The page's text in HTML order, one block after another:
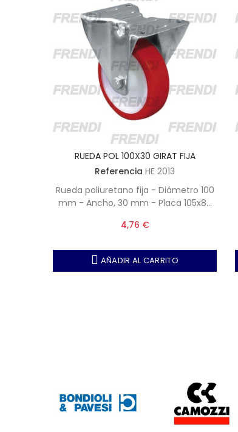
RUEDA POL 100X30 GIRAT FIJA
Referencia HE 2013
Rueda poliuretano fija - Diámetro 100
mm - Ancho, 30 mm - Placa 105x80
4,76 €
AÑADIR AL CARRITO